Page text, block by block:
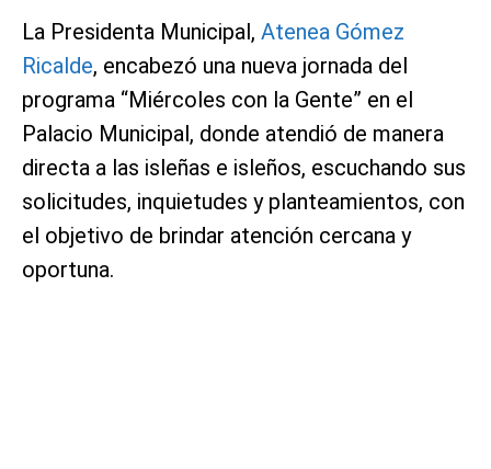
La Presidenta Municipal, Atenea Gómez
Ricalde, encabezó una nueva jornada del
programa “Miércoles con la Gente” en el
Palacio Municipal, donde atendió de manera
directa a las isleñas e isleños, escuchando sus
solicitudes, inquietudes y planteamientos, con
el objetivo de brindar atención cercana y
oportuna.